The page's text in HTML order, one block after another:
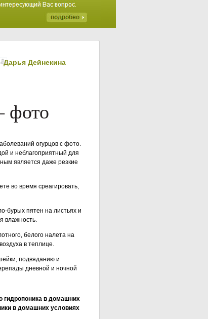
Дарья Дейнекинa
фото
огурцов с фото.
и неблагоприятный для
является даже резкие
во время среагировать,
бурых пятен на листьях и
влажность.
белого налета на
в теплице.
подвяданию и
дневной и ночной
гидропоника в домашних
в домашних условиях